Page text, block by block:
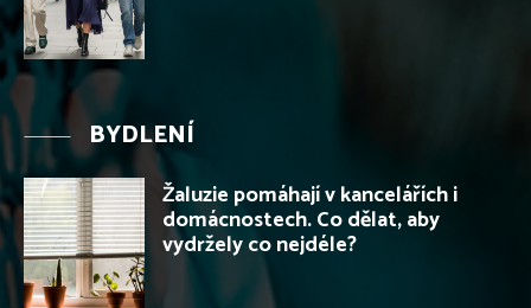
BYDLENÍ
Žaluzie pomáhají v kancelářích i
domácnostech. Co dělat, aby
vydržely co nejdéle?